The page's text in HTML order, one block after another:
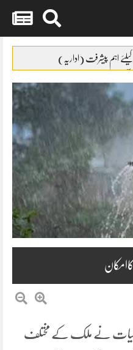
نقصان پہنچانے کے معاملے کی
ہے
نے ملک کے مختلف